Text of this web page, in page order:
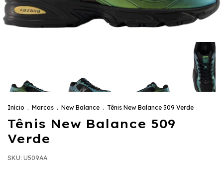
Início . Marcas . New Balance . Tênis New Balance 509 Verde
Tênis New Balance 509
Verde
SKU: U509AA